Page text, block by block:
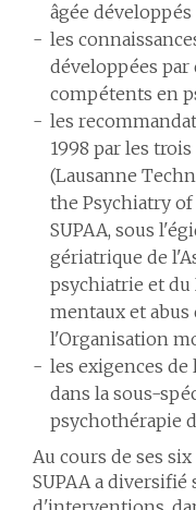
âgée développés
les
développées par
compétents en
les
1998 par les
(Lausanne
the Psychiatry
SUPAA, sous
gériatrique de
psychiatrie et du
mentaux et abus
l'Organisation
les exigences
dans la sous-
psychothérapie
Au cours de ses
SUPAA a